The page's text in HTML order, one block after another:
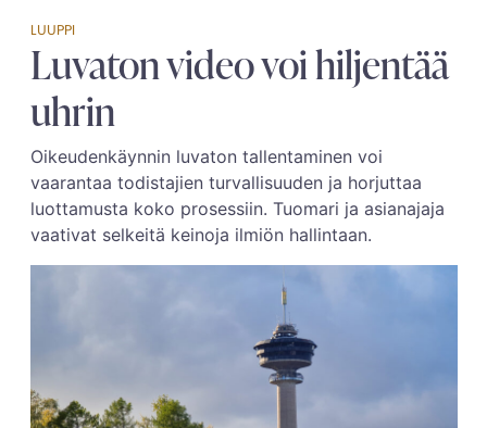
LUUPPI
Luvaton video voi hiljentää
uhrin
Oikeudenkäynnin luvaton tallentaminen voi
vaarantaa todistajien turvallisuuden ja horjuttaa
luottamusta koko prosessiin. Tuomari ja asianajaja
vaativat selkeitä keinoja ilmiön hallintaan.